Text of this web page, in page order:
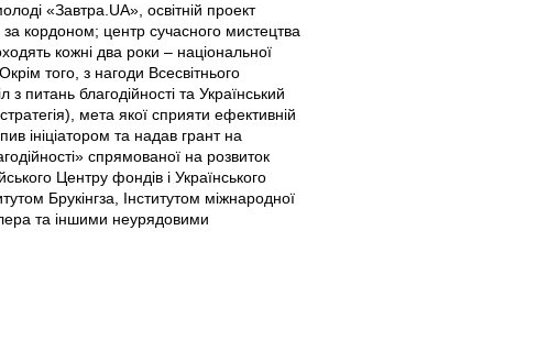
«Завтра.UA», освітній проект
за кордоном; центр сучасного мистецтва
кожні два роки – національної
того, з нагоди Всесвітнього
питань благодійності та Український
мета якої сприяти ефективній
ініціатором та надав грант на
спрямованої на розвиток
Центру фондів і Українського
Брукінгза, Інститутом міжнародної
та іншими неурядовими